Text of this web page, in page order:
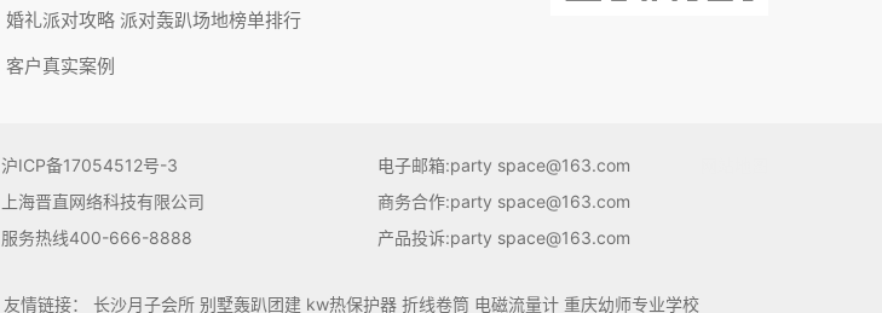
婚礼派对攻略 派对轰趴场地榜单排行
客户真实案例
沪ICP备17054512号-3
上海晋直网络科技有限公司
服务热线400-666-8888
电子邮箱:party space@163.com
商务合作:party space@163.com
产品投诉:party space@163.com
友情链接：长沙月子会所 别墅轰趴团建 kw热保护器 折线卷筒 电磁流量计 重庆幼师专业学校